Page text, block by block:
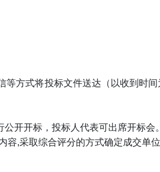
方式将投标文件送达（以收到时
开开标，投标人代表可出席开标会。
,采取综合评分的方式确定成交单位